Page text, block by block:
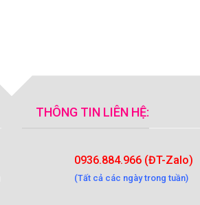
THÔNG TIN LIÊN HỆ:
0936.884.966 (ĐT-Zalo)
(Tất cả các ngày trong tuần)